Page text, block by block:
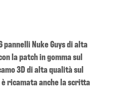
pannelli Nuke Guys di alta
la patch in gomma sul
3D di alta qualità sul
ricamata anche la scritta